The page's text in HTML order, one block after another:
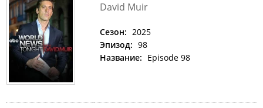
David Muir
Сезон: 2025
Эпизод: 98
Название: Episode 98